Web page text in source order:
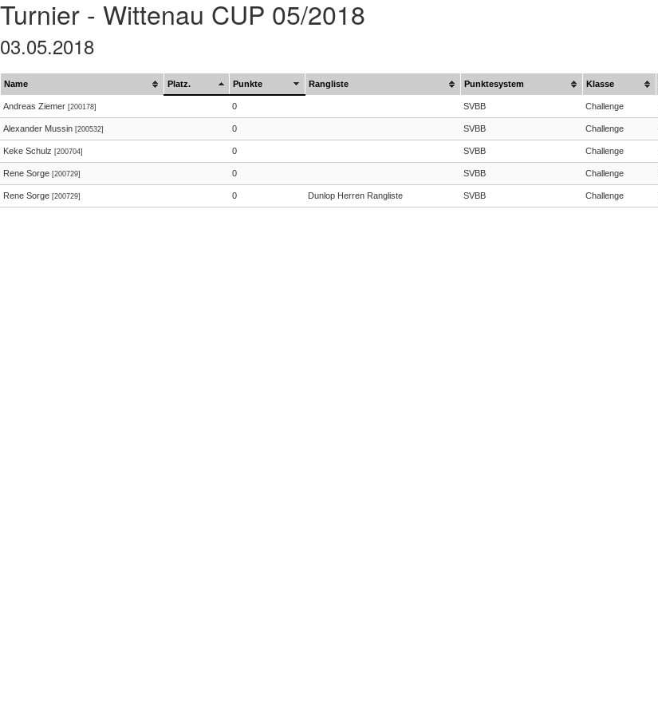
Turnier - Wittenau CUP 05/2018
03.05.2018
Name Platz. Punkte Rangliste Punktesystem Klasse
Andreas Ziemer [200178] 0 SVBB Challenge
Alexander Mussin [200532] 0 SVBB Challenge
Keke Schulz [200704] 0 SVBB Challenge
Rene Sorge [200729] 0 SVBB Challenge
Rene Sorge [200729] 0 Dunlop Herren Rangliste SVBB Challenge